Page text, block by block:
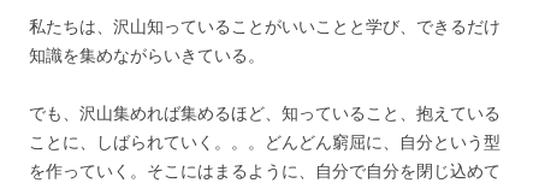
私たちは、沢山知っていることがいいことと学び、できるだけ
知識を集めながらいきている。
でも、沢山集めれば集めるほど、知っていること、抱えている
ことに、しばられていく。。。どんどん窮屈に、自分という型
を作っていく。そこにはまるように、自分で自分を閉じ込めて